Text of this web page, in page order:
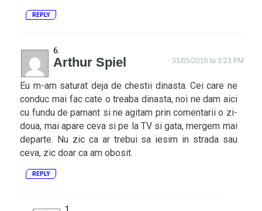
REPLY
Arthur Spiel 31/05/2016 la 3:23 PM
Eu m-am saturat deja de chestii dinasta. Cei care ne
conduc mai fac cate o treaba dinasta, noi ne dam aici
cu fundu de pamant si ne agitam prin comentarii o zi-
doua, mai apare ceva si pe la TV si gata, mergem mai
departe. Nu zic ca ar trebui sa iesim in strada sau
ceva, zic doar ca am obosit.
REPLY